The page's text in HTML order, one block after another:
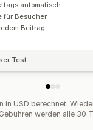
automatisch
für Besucher
Beitrag
Test
in USD berechnet.
werden alle 30